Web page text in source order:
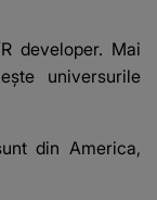
developer. Mai
universurile
din America,